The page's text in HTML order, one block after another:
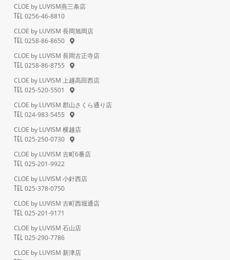
CLOE by LUVISM燕三条店
TEL
0256-46-8810
CLOE by LUVISM 長岡旭岡店
TEL
0258-86-8650
CLOE by LUVISM 長岡古正寺店
TEL
0258-86-8755
CLOE by LUVISM 上越高田西店
TEL
025-520-5501
CLOE by LUVISM 郡山さくら通り店
TEL
024-983-5455
CLOE by LUVISM 横越店
TEL
025-250-0730
CLOE by LUVISM 古町6番店
TEL
025-201-9922
CLOE by LUVISM 小針西店
TEL
025-378-0750
CLOE by LUVISM 古町西堀通店
TEL
025-201-9171
CLOE by LUVISM 石山店
TEL
025-290-7786
CLOE by LUVISM 新津店